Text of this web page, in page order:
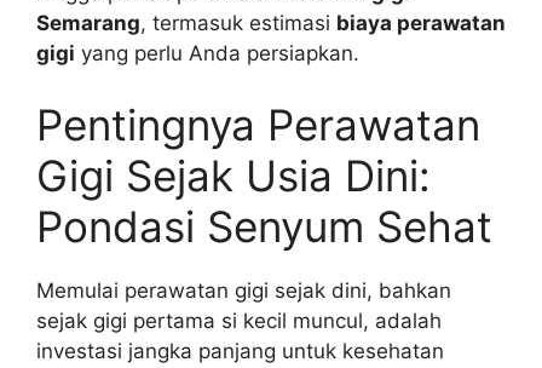
Semarang, termasuk estimasi biaya perawatan
gigi yang perlu Anda persiapkan.
Pentingnya Perawatan
Gigi Sejak Usia Dini:
Pondasi Senyum Sehat
Memulai perawatan gigi sejak dini, bahkan
sejak gigi pertama si kecil muncul, adalah
investasi jangka panjang untuk kesehatan